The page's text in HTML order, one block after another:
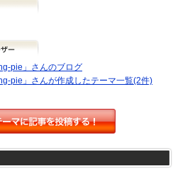
pie」さんのブログ
pie」さんが作成したテーマ一覧(2件)